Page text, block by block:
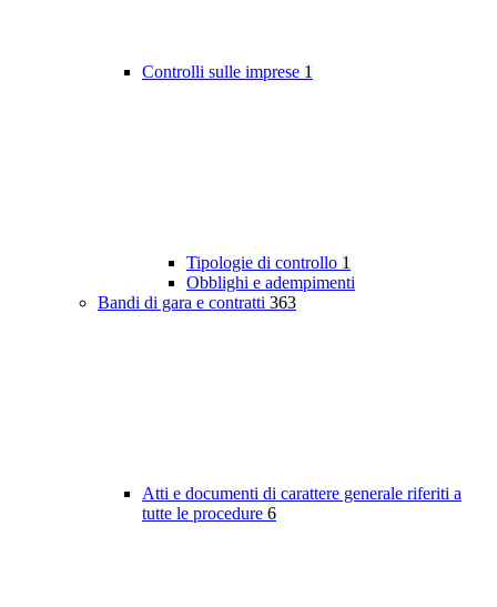
Controlli sulle imprese 1
Tipologie di controllo 1
Obblighi e adempimenti
Bandi di gara e contratti 363
Atti e documenti di carattere generale riferiti a
tutte le procedure 6